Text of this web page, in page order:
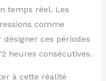
temps réel. Les
comme
ces périodes
heures consécutives.
à cette réalité